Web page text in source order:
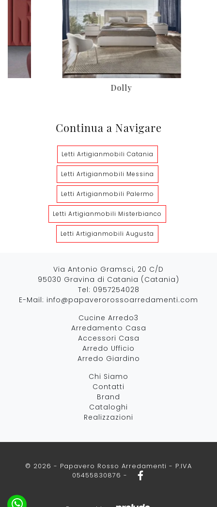
Dolly
Continua a Navigare
Letti Artigianmobili Catania
Letti Artigianmobili Messina
Letti Artigianmobili Palermo
Letti Artigianmobili Misterbianco
Letti Artigianmobili Augusta
Via Antonio Gramsci, 20 C/D
95030 Gravina di Catania (Catania)
Tel: 0957254028
E-Mail: info@papaverorossoarredamenti.com
Cucine Arredo3
Arredamento Casa
Accessori Casa
Arredo Ufficio
Arredo Giardino
Chi Siamo
Contatti
Brand
Cataloghi
Realizzazioni
© 2026 - Papavero Rosso Arredamenti - P.IVA
05455830876 -